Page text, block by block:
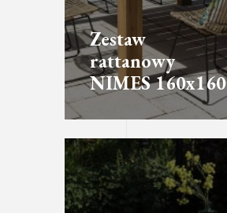
Zestaw
rattanowy
NIMES 160x160